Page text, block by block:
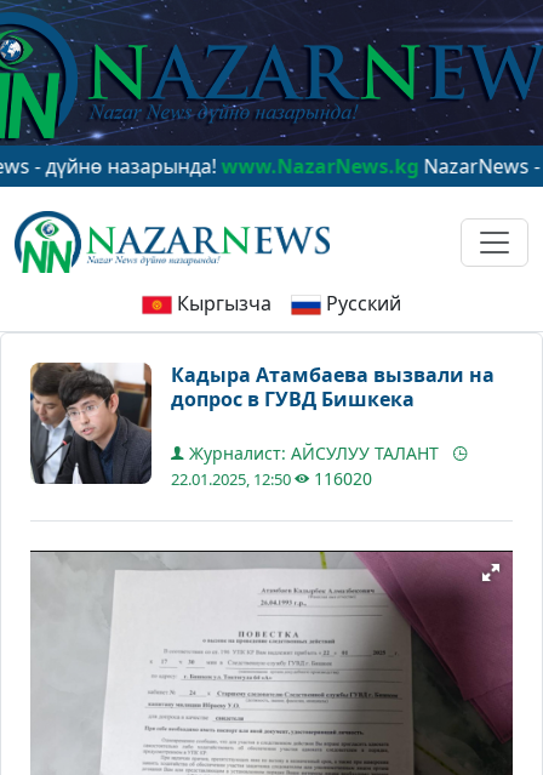
назарында!www.NazarNews.kgNazarNews - в
Кыргызча Русский
Кадыра Атамбаева вызвали на
допрос в ГУВД Бишкека
Журналист: АЙСУЛУУ ТАЛАНТ
22.01.2025, 12:50 116020